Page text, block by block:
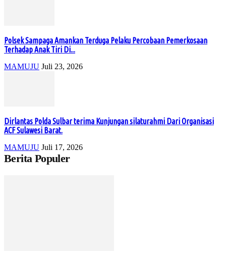
Polsek Sampaga Amankan Terduga Pelaku Percobaan Pemerkosaan
Terhadap Anak Tiri Di...
MAMUJU Juli 23, 2026
Dirlantas Polda Sulbar terima Kunjungan silaturahmi Dari Organisasi
ACF Sulawesi Barat.
MAMUJU Juli 17, 2026
Berita Populer